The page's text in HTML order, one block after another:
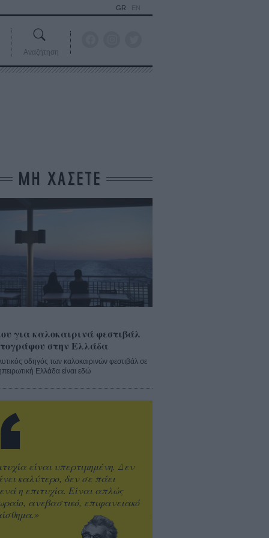
GR EN
Αναζήτηση
ΜΗ ΧΑΣΕΤΕ
για καλοκαιρινά φεστιβάλ
στην Ελλάδα
οδηγός των καλοκαιρινών φεστιβάλ σε
Ελλάδα είναι εδώ
είναι υπερτιμημένη. Δεν
καλύτερο, δεν σε πάει
η επιτυχία. Είναι απλώς
ανεβαστικό, επιφανειακό